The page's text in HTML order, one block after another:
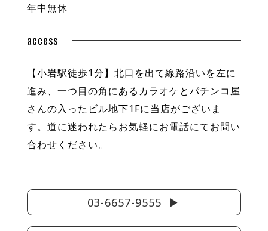
年中無休
access
【小岩駅徒歩1分】北口を出て線路沿いを左に
進み、一つ目の角にあるカラオケとパチンコ屋
さんの入ったビル地下1Fに当店がございま
す。道に迷われたらお気軽にお電話にてお問い
合わせください。
03-6657-9555